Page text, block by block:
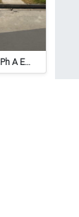
Tobke Vende Ph A Estrenar